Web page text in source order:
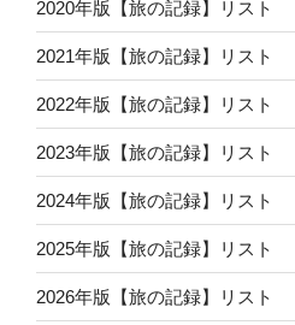
2020年版【旅の記録】リスト
2021年版【旅の記録】リスト
2022年版【旅の記録】リスト
2023年版【旅の記録】リスト
2024年版【旅の記録】リスト
2025年版【旅の記録】リスト
2026年版【旅の記録】リスト